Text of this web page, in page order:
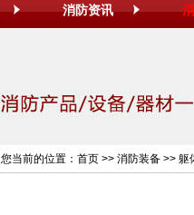
消防资讯
您当前的位置： 首页 >> 消防装备 >> 躯